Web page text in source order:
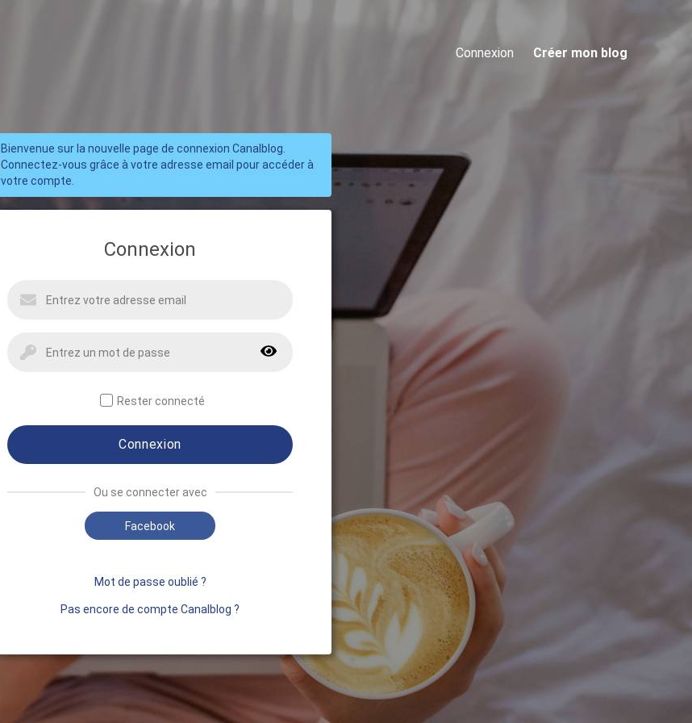
Connexion Créer mon blog
Bienvenue sur la nouvelle page de connexion Canalblog.
Connectez-vous grâce à votre adresse email pour accéder à
votre compte.
Connexion
Rester connecté
Connexion
Ou se connecter avec
Facebook
Mot de passe oublié ?
Pas encore de compte Canalblog ?